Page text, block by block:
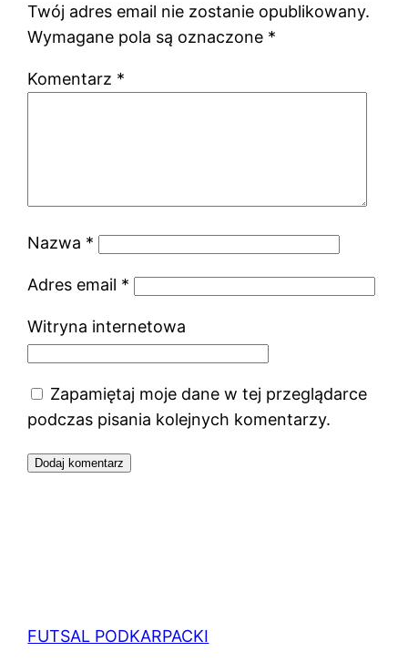
Twój adres email nie zostanie opublikowany.
Wymagane pola są oznaczone *
Komentarz *
Nazwa *
Adres email *
Witryna internetowa
Zapamiętaj moje dane w tej przeglądarce
podczas pisania kolejnych komentarzy.
FUTSAL PODKARPACKI